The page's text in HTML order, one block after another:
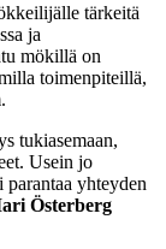
tärkeitä
ja
mökillä on
toimenpiteillä,
tukiasemaan,
Usein jo
yhteyden
Österberg